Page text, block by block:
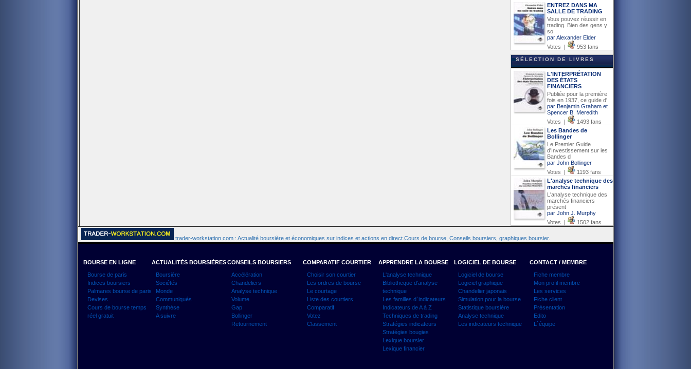
ENTREZ DANS MA
SALLE DE TRADING
Vous pouvez réussir en
trading. Bien des gens y
so
par Alexander Elder
Votes |
953 fans
SÉLECTION DE LIVRES
L'INTERPRÉTATION
DES ÉTATS
FINANCIERS
Publiée pour la première
fois en 1937, ce guide d'
par Benjamin Graham et
Spencer B. Meredith
Votes |
1493 fans
Les Bandes de
Bollinger
Le Premier Guide
d'Investissement sur les
Bandes d
par John Bollinger
Votes |
1193 fans
L'analyse technique des
marchés financiers
L'analyse technique des
marchés financiers
présent
par John J. Murphy
Votes |
1502 fans
trader-workstation.com : Actualité boursière et économiques sur indices et actions en direct.Cours de bourse, Conseils boursiers, graphiques boursier.
BOURSE EN LIGNE
Bourse de paris
Indices boursiers
Palmares bourse de paris
Devises
Cours de bourse temps
réel gratuit
ACTUALITÉS BOURSIÈRES
Boursière
Sociétés
Monde
Communiqués
Synthèse
A suivre
CONSEILS BOURSIERS
Accélération
Chandeliers
Analyse technique
Volume
Gap
Bollinger
Retournement
COMPARATIF COURTIER
Choisir son courtier
Les ordres de bourse
Le courtage
Liste des courtiers
Comparatif
Votez
Classement
APPRENDRE LA BOURSE
L'analyse technique
Bibliotheque d'analyse
technique
Les familles d`indicateurs
Indicateurs de A à Z
Techniques de trading
Stratégies indicateurs
Stratégies bougies
Lexique boursier
Lexique financier
LOGICIEL DE BOURSE
Logiciel de bourse
Logiciel graphique
Chandelier japonais
Simulation pour la bourse
Statistique boursière
Analyse technique
Les indicateurs technique
CONTACT / MEMBRE
Fiche membre
Mon profil membre
Les services
Fiche client
Présentation
Edito
L`équipe